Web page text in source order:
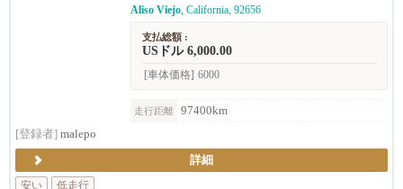
Aliso Viejo, California, 92656
支払総額 :
USドル 6,000.00
[車体価格] 6000
走行距離
97400km
[登録者] malepo
詳細
安い
低走行